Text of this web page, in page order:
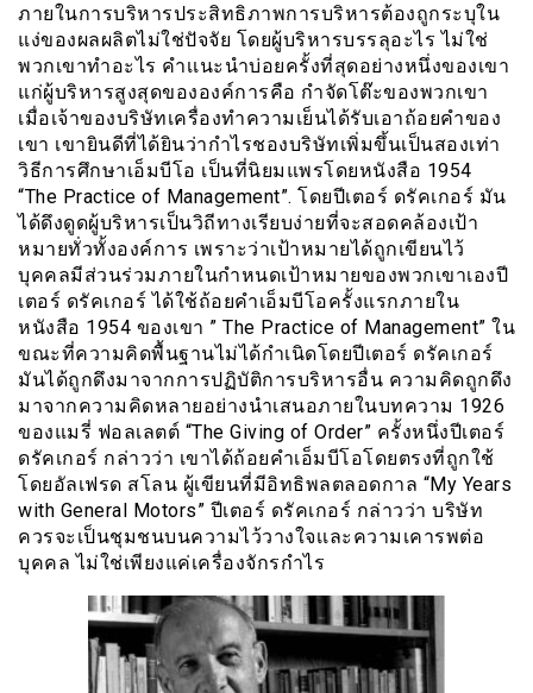
ภายในการบริหารประสิทธิภาพการบริหารต้องถูกระบุใน
แง่ของผลผลิตไม่ใช่ปัจจัย โดยผู้บริหารบรรลุอะไร ไม่ใช่
พวกเขาทำอะไร คำเเนะนำบ่อยครั้งที่สุดอย่างหนึ่งของเขา
แก่ผู้บริหารสูงสุดขององค์การคือ กำจัดโต๊ะของพวกเขา
เมื่อเจ้าของบริษัทเครื่องทำความเย็นได้รับเอาถ้อยคำของ
เขา เขายินดีที่ได้ยินว่ากำไรชองบริษัทเพิ่มขึ้นเป็นสองเท่า
วิธีการศึกษาเอ็มบีโอ เป็นที่นิยมแพรโดยหนังสือ 1954
“The Practice of Management”. โดยปีเตอร์ ดรัคเกอร์ มัน
ได้ดึงดูดผู้บริหารเป็นวิถีทางเรียบง่ายที่จะสอดคล้องเป้า
หมายทั่วทั้งองค์การ เพราะว่าเป้าหมายได้ถูกเขียนไว้
บุคคลมีส่วนร่วมภายในกำหนดเป้าหมายของพวกเขาเองปี
เตอร์ ดรัคเกอร์ ได้ใช้ถ้อยคำเอ็มบีโอครั้งแรกภายใน
หนังสือ 1954 ของเขา ” The Practice of Management” ใน
ขณะที่ความคิดพื้นฐานไม่ได้กำเนิดโดยปีเตอร์ ดรัคเกอร์
มันได้ถูกดึงมาจากการปฏิบัติการบริหารอื่น ความคิดถูกดึง
มาจากความคิดหลายอย่างนำเสนอภายในบทความ 1926
ของแมรี่ ฟอลเลตต์ “The Giving of Order” ครั้งหนึ่งปีเตอร์
ดรัคเกอร์ กล่าวว่า เขาได้ถ้อยคำเอ็มบีโอโดยตรงที่ถูกใช้
โดยอัลเฟรด สโลน ผู้เขียนที่มีอิทธิพลตลอดกาล “My Years
with General Motors” ปีเตอร์ ดรัคเกอร์ กล่าวว่า บริษัท
ควรจะเป็นชุมชนบนความไว้วางใจเเละความเคารพต่อ
บุคคล ไม่ใช่เพียงแค่เครื่องจักรกำไร